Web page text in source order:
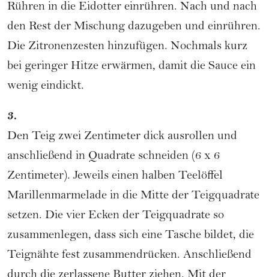
Rühren in die Eidotter einrühren. Nach und nach
den Rest der Mischung dazugeben und einrühren.
Die Zitronenzesten hinzufügen. Nochmals kurz
bei geringer Hitze erwärmen, damit die Sauce ein
wenig eindickt.
3.
Den Teig zwei Zentimeter dick ausrollen und
anschließend in Quadrate schneiden (6 x 6
Zentimeter). Jeweils einen halben Teelöffel
Marillenmarmelade in die Mitte der Teigquadrate
setzen. Die vier Ecken der Teigquadrate so
zusammenlegen, dass sich eine Tasche bildet, die
Teignähte fest zusammendrücken. Anschließend